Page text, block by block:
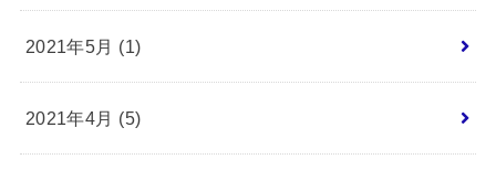
2021年5月 (1)
2021年4月 (5)